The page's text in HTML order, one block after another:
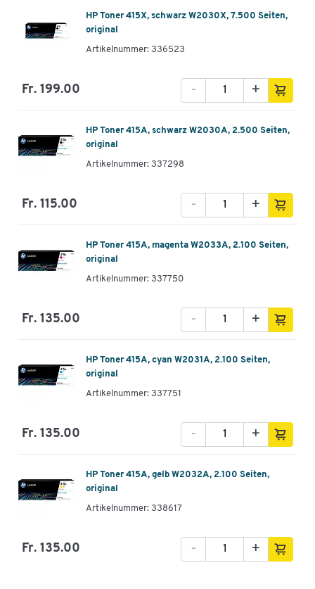
HP Toner 415X, schwarz W2030X, 7.500 Seiten,
original
Artikelnummer: 336523
Fr. 199.00 +
-
HP Toner 415A, schwarz W2030A, 2.500 Seiten,
original
Artikelnummer: 337298
Fr. 115.00 +
-
HP Toner 415A, magenta W2033A, 2.100 Seiten,
original
Artikelnummer: 337750
Fr. 135.00 +
-
HP Toner 415A, cyan W2031A, 2.100 Seiten,
original
Artikelnummer: 337751
Fr. 135.00 +
-
HP Toner 415A, gelb W2032A, 2.100 Seiten,
original
Artikelnummer: 338617
Fr. 135.00 +
-